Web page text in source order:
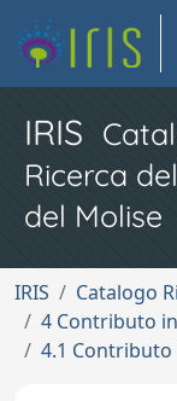
IRIS
Ricerca
del Molise
IRIS
Catalogo
4 Contributo
4.1